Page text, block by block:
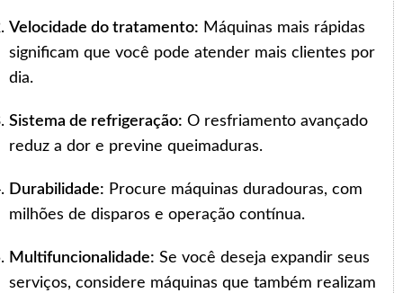
Velocidade do tratamento: Máquinas mais rápidas
significam que você pode atender mais clientes por
dia.
Sistema de refrigeração: O resfriamento avançado
reduz a dor e previne queimaduras.
Durabilidade: Procure máquinas duradouras, com
milhões de disparos e operação contínua.
Multifuncionalidade: Se você deseja expandir seus
serviços, considere máquinas que também realizam